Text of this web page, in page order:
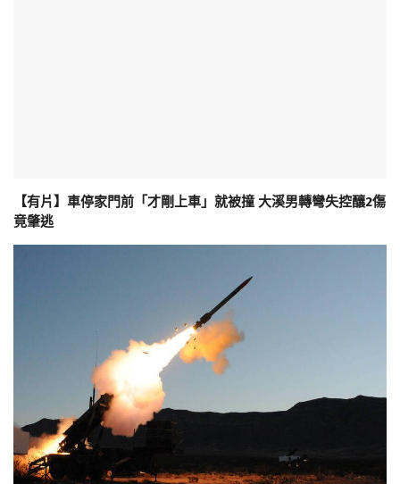
【有片】車停家門前「才剛上車」就被撞 大溪男轉彎失控釀2傷
竟肇逃